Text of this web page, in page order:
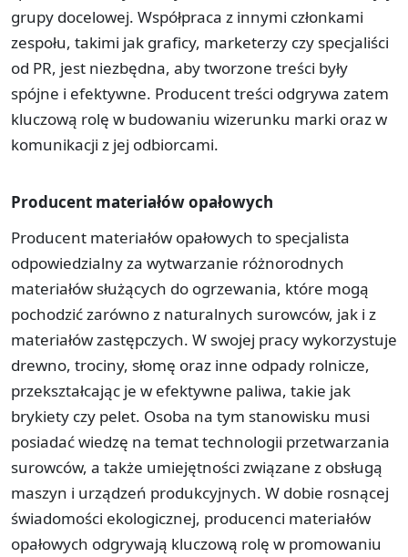
grupy docelowej. Współpraca z innymi członkami
zespołu, takimi jak graficy, marketerzy czy specjaliści
od PR, jest niezbędna, aby tworzone treści były
spójne i efektywne. Producent treści odgrywa zatem
kluczową rolę w budowaniu wizerunku marki oraz w
komunikacji z jej odbiorcami.
Producent materiałów opałowych
Producent materiałów opałowych to specjalista
odpowiedzialny za wytwarzanie różnorodnych
materiałów służących do ogrzewania, które mogą
pochodzić zarówno z naturalnych surowców, jak i z
materiałów zastępczych. W swojej pracy wykorzystuje
drewno, trociny, słomę oraz inne odpady rolnicze,
przekształcając je w efektywne paliwa, takie jak
brykiety czy pelet. Osoba na tym stanowisku musi
posiadać wiedzę na temat technologii przetwarzania
surowców, a także umiejętności związane z obsługą
maszyn i urządzeń produkcyjnych. W dobie rosnącej
świadomości ekologicznej, producenci materiałów
opałowych odgrywają kluczową rolę w promowaniu